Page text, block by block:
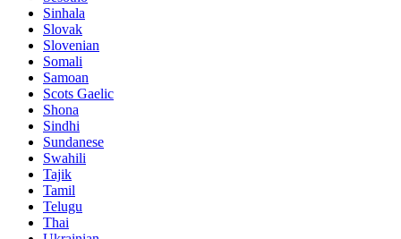
Sinhala
Slovak
Slovenian
Somali
Samoan
Scots Gaelic
Shona
Sindhi
Sundanese
Swahili
Tajik
Tamil
Telugu
Thai